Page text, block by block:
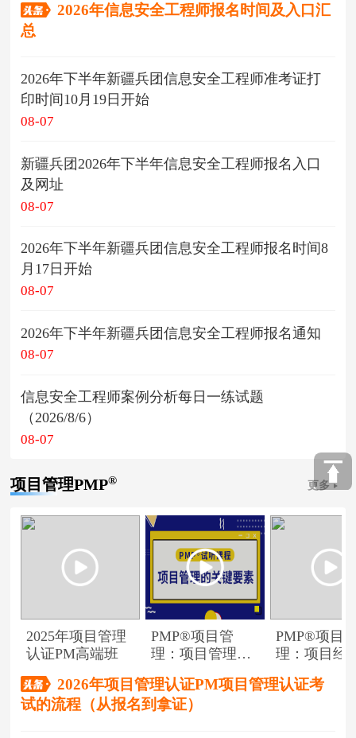
2026年信息安全工程师报名时间及入口汇
总
2026年下半年新疆兵团信息安全工程师准考证打
印时间10月19日开始
08-07
新疆兵团2026年下半年信息安全工程师报名入口
及网址
08-07
2026年下半年新疆兵团信息安全工程师报名时间8
月17日开始
08-07
2026年下半年新疆兵团信息安全工程师报名通知
08-07
信息安全工程师案例分析每日一练试题
（2026/8/6）
08-07
项目管理PMP® 更多
2025年项目管理
认证PM高端班
PMP®项目管
理：项目管理的
PMP®项目
理：项目经
2026年项目管理认证PM项目管理认证考
试的流程（从报名到拿证）